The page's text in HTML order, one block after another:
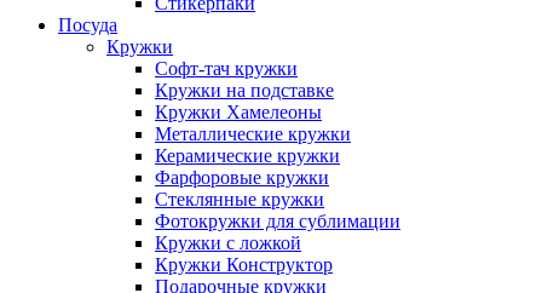
Посуда
Кружки
Софт-тач кружки
Кружки на подставке
Кружки Хамелеоны
Металлические кружки
Керамические кружки
Фарфоровые кружки
Стеклянные кружки
Фотокружки для сублимации
Кружки с ложкой
Кружки Конструктор
Подарочные кружки